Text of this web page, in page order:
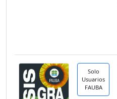
Solo
Usuarios
FAUBA